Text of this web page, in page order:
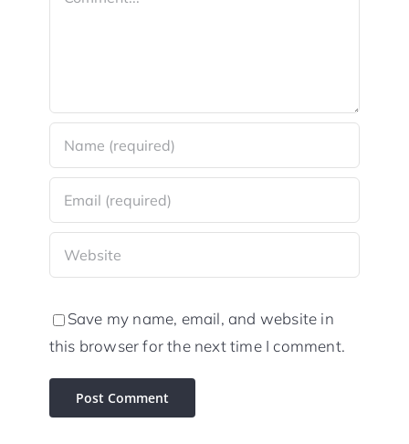
Save my name, email, and website in
this browser for the next time I comment.